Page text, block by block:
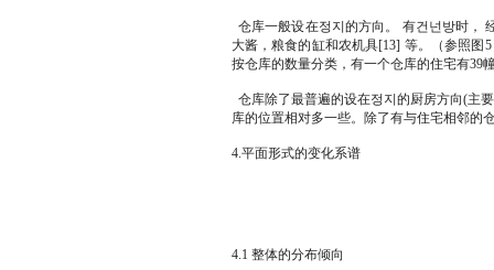
仓库一般设在정지的方向。 有건넌방时，
大酱，粮食的缸和农机具[13] 等。（参照
按仓库的数量分类，有一个仓库的住宅有39
仓库除了最普遍的设在정지的厨房方向(主
库的位置相对多一些。除了有与住宅相邻的
4.平面形式的变化系谱
4.1 整体的分布倾向